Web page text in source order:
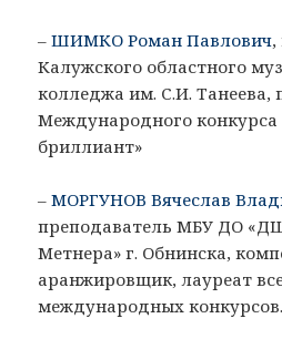
–ШИМКО Роман Павлович,
Калужского областного
колледжа им. С.И. Танеева,
Международного
бриллиант»
–МОРГУНОВ Вячеслав
преподаватель МБУ ДО
Метнера» г. Обнинска,
аранжировщик, лауреат
международных конкурсов.